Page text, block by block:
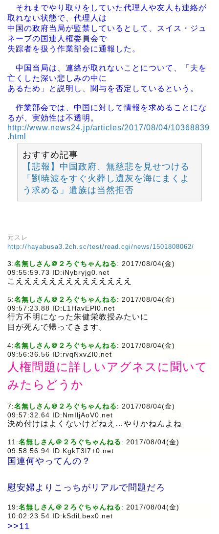
それまでやり取りをしていた代理人や友人も連絡が
取れない状態で、代理人は
中国の政府当局が監禁しているとして、スイス・ジュ
ネーブの国連人権委員会で
失踪者を扱う作業部会に通報した。
中国当局は、連絡が取れないことについて、「夫を
亡くした深い悲しみの中に
あるため」と説明し、関与を否定しているという。
作業部会では、中国に対して情報を求めることにな
るが、実効性は不透明。
http://www.news24.jp/articles/2017/08/04/10368839
.html
おすすめ記事
【悲報】中国政府、無慈悲を見せつける
「劉暁波をすぐ火葬し遺灰を海にまくよ
う求める」遺族は当然拒否
元スレ
http://hayabusa3.2ch.sc/test/read.cgi/news/1501808062/
3:名無しさん＠２ろぐちゃんねる: 2017/08/04(金)
09:55:59.73 ID:iNybryjg0.net
こええええええええええええええ
5:名無しさん＠２ろぐちゃんねる: 2017/08/04(金)
09:57:23.88 ID:L1HavEPl0.net
行方不明になった朱健栄教授みたいに
目が死んで帰ってきます。
4:名無しさん＠２ろぐちゃんねる: 2017/08/04(金)
09:56:36.56 ID:rvqNxvZl0.net
人権問題に詳しいアグネスに聞いて
みたらどうか
7:名無しさん＠２ろぐちゃんねる: 2017/08/04(金)
09:57:32.64 ID:NmIljAoV0.net
決め付けはよくないけどねえ…やりかねんよね
11:名無しさん＠２ろぐちゃんねる: 2017/08/04(金)
09:58:56.94 ID:KgkT3l7+0.net
国連何やってんの？
慰安婦よりこっちがリアルで問題だろ
19:名無しさん＠２ろぐちゃんねる: 2017/08/04(金)
10:02:23.54 ID:kSdiLbex0.net
>>11